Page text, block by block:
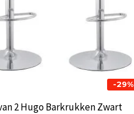
-29%
2 Hugo Barkrukken Zwart